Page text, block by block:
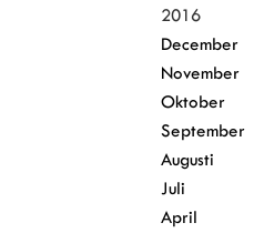
2016
December
November
Oktober
September
Augusti
Juli
April